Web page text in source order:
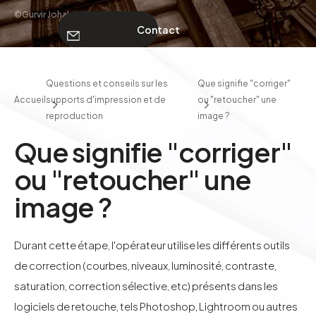
À PROPOS
Contact
©Gurvir Johal
Accueil
Questions et conseils sur les
supports d'impression et de
reproduction
Que signifie "corriger"
ou "retoucher" une
image ?
Que signifie "corriger"
ou "retoucher" une
image ?
Durant cette étape, l'opérateur utilise les différents outils
de correction (courbes, niveaux, luminosité, contraste,
saturation, correction sélective, etc) présents dans les
logiciels de retouche, tels Photoshop, Lightroom ou autres